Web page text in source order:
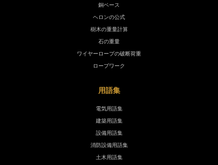
銅ベース
ヘロンの公式
樹木の重量計算
石の重量
ワイヤーロープの破断荷重
ロープワーク
用語集
電気用語集
建築用語集
設備用語集
消防設備用語集
土木用語集